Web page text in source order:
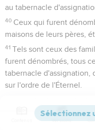
au tabernacle
40 Ceux qui furent
maisons de leurs pères,
41 Tels sont ceux des
furent dénombrés, tous
tabernacle d'assignation,
sur l'ordre de l'Éternel.
furent dénombrés, selon
leurs pères,
Versions